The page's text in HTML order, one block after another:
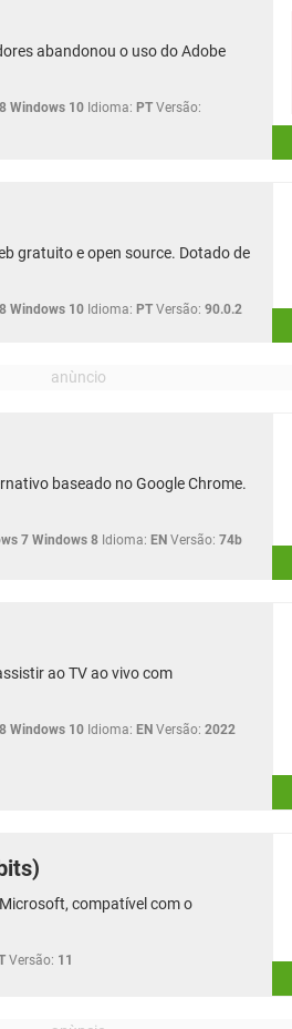
abandonou o uso do Adobe
Windows 10 Idioma: PT Versão:
gratuito e open source. Dotado de
Windows 10 Idioma: PT Versão: 90.0.2
baseado no Google Chrome.
7 Windows 8 Idioma: EN Versão: 74b
ao TV ao vivo com
Windows 10 Idioma: EN Versão: 2022
compatível com o
Versão: 11